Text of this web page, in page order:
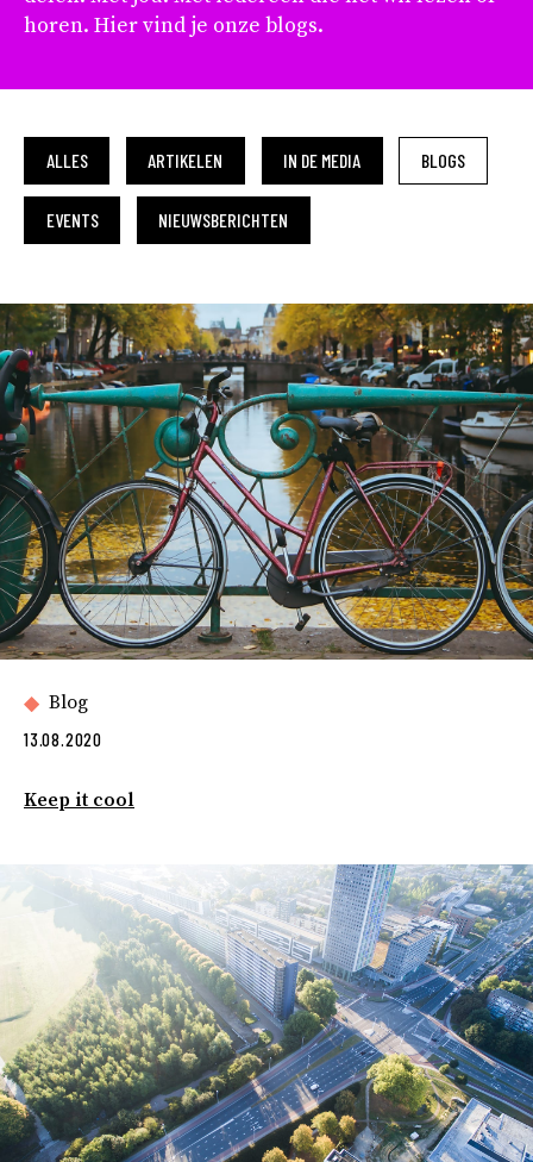
horen. Hier vind je onze blogs.
ALLES ARTIKELEN IN DE MEDIA BLOGS
EVENTS NIEUWSBERICHTEN
Blog
13.08.2020
Keep it cool